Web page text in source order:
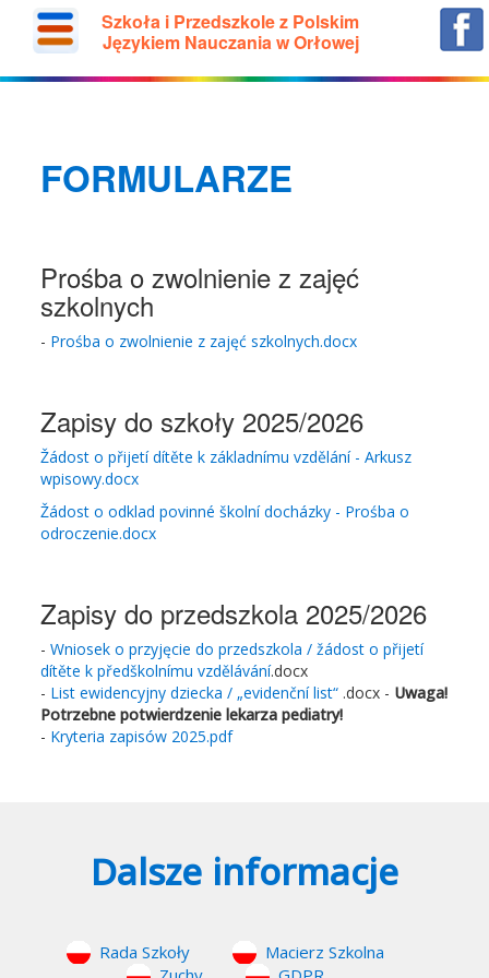
Szkoła i Przedszkole z Polskim
Językiem Nauczania w Orłowej
FORMULARZE
Prośba o zwolnienie z zajęć
szkolnych
- Prośba o zwolnienie z zajęć szkolnych.docx
Zapisy do szkoły 2025/2026
Žádost o přijetí dítěte k základnímu vzdělání - Arkusz
wpisowy.docx
Žádost o odklad povinné školní docházky - Prośba o
odroczenie.docx
Zapisy do przedszkola 2025/2026
-Wniosek o przyjęcie do przedszkola / žádost o přijetí
dítěte k předškolnímu vzdělávání.docx
- List ewidencyjny dziecka / „evidenční list“ .docx - Uwaga!
Potrzebne potwierdzenie lekarza pediatry!
- Kryteria zapisów 2025.pdf
Dalsze informacje
Rada Szkoły
Macierz Szkolna